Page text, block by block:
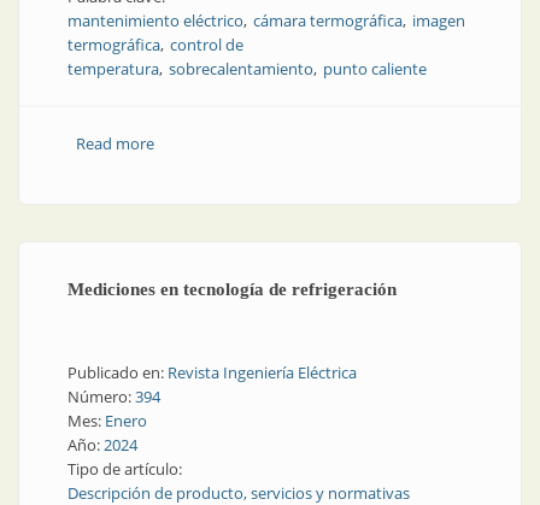
mantenimiento eléctrico cámara termográfica imagen
termográfica control de
temperatura sobrecalentamiento punto caliente
Read moreabout Cámaras termográficas para parques solares
Mediciones en tecnología de refrigeración
Publicado en: Revista Ingeniería Eléctrica
Número:394
Mes: Enero
Año:2024
Tipo de artículo:
Descripción de producto, servicios y normativas